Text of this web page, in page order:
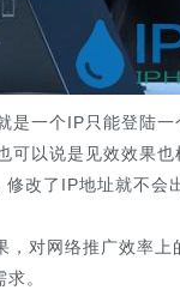
一个IP只能登陆一
可以说是见效效果
修改了IP地址就不会
对网络推广效率上
。